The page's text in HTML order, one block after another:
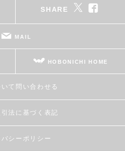
SHARE
MAIL
HOBONICHI HOME
て問い合わせる
法に基づく表記
シーポリシー